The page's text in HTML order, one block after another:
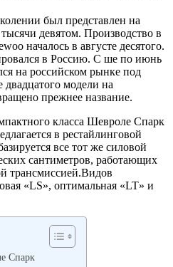
был представлен на
девятом. Производство в
началось в августе десятого.
в Россию. С ше по июнь
на российском рынке под
модели на
прежнее название.
класса Шевроле Спарк
в рестайлинговой
все тот же силовой
сантиметров, работающих
трансмиссией.Видов
«LS», оптимальная «LT» и
Спарк